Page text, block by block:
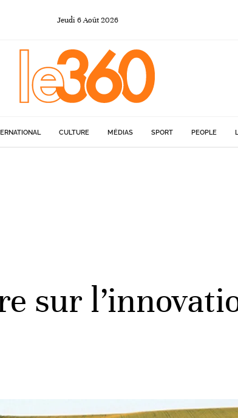
Jeudi 6Août 2026
CULTURE MÉDIAS SPORT PEOPLE
sur